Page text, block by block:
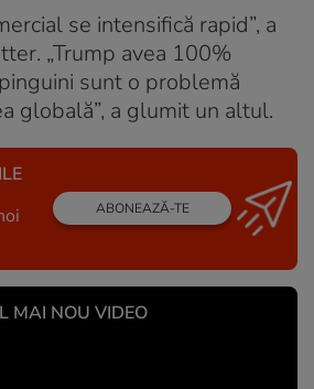
se intensifică rapid”, a
„Trump avea 100%
sunt o problemă
globală”, a glumit un altul.
ABONEAZĂ-TE
MAI NOU VIDEO